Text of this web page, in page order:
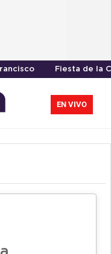
Fiesta de la
EN VIVO